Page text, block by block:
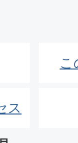
こ
ス